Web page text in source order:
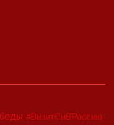
#ВизитСиВРоссию